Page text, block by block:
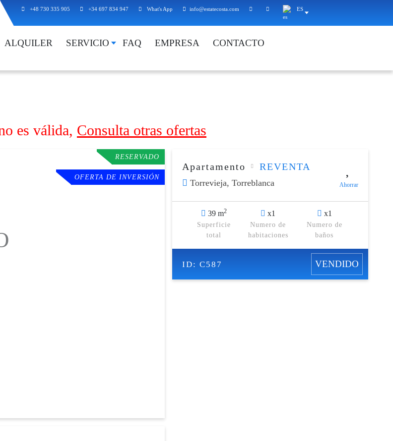
+48 730 335 905 +34 697 834 947 What's App info@estatecosta.com ES
ALQUILER SERVICIO FAQ EMPRESA CONTACTO
es válida, Consulta otras ofertas
RESERVADO
OFERTA DE INVERSIÓN
Apartamento REVENTA
Torrevieja,Torreblanca Ahorrar
39 m2
Superficie
total
x1
Numero de
habitaciones
x1
Numero de
baños
ID: C587 VENDIDO